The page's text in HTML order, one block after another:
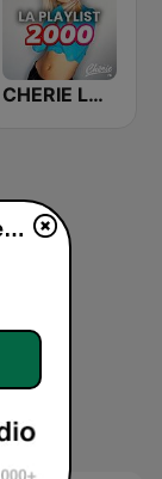
CHERIE LA PLAYLIST 2000's
CHERIE BEST OF 2000 en ligne